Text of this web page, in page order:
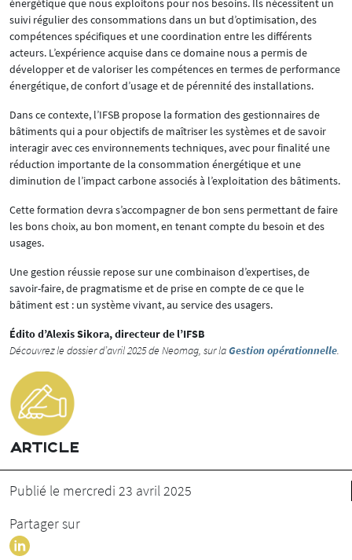
suivi régulier des consommations dans un but d’optimisation, des
compétences spécifiques et une coordination entre les différents
acteurs. L’expérience acquise dans ce domaine nous a permis de
développer et de valoriser les compétences en termes de performance
énergétique, de confort d’usage et de pérennité des installations.
Dans ce contexte, l’IFSB propose la formation des gestionnaires de
bâtiments qui a pour objectifs de maîtriser les systèmes et de savoir
interagir avec ces environnements techniques, avec pour finalité une
réduction importante de la consommation énergétique et une
diminution de l’impact carbone associés à l’exploitation des bâtiments.
Cette formation devra s’accompagner de bon sens permettant de faire
les bons choix, au bon moment, en tenant compte du besoin et des
usages.
Une gestion réussie repose sur une combinaison d’expertises, de
savoir-faire, de pragmatisme et de prise en compte de ce que le
bâtiment est : un système vivant, au service des usagers.
Édito d’Alexis Sikora, directeur de l’IFSB
Découvrez le dossier d’avril 2025 de Neomag, sur laGestion opérationnelle
ARTICLE
Publié le mercredi 23 avril 2025
Partager sur